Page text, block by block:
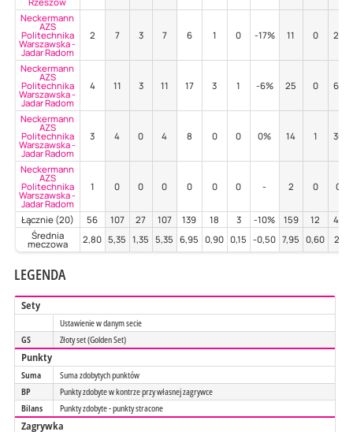
Neckermann
AZS
Politechnika
Warszawska -
Jadar Radom
2 7 3 7 6 1 0 -17% 11 0 27%
Neckermann
AZS
Politechnika
Warszawska -
Jadar Radom
4 11 3 11 17 3 1 -6% 25 0 60%
Neckermann
AZS
Politechnika
Warszawska -
Jadar Radom
3 4 0 4 8 0 0 0% 14 1 36%
Neckermann
AZS
Politechnika
Warszawska -
Jadar Radom
1 0 0 0 0 0 0 - 2 0 0%
Łącznie (20) 56 107 27 107 139 18 3 -10% 159 12
43%
Średnia
meczowa 2,80 5,35 1,35 5,35 6,95 0,90 0,15 -0,50 7,95 0,60 2,14
LEGENDA
Sety
Ustawienie w danym secie
GS
Złoty set (Golden Set)
Punkty
Suma
Suma zdobytych punktów
BP
Punkty zdobyte w kontrze przy własnej zagrywce
Bilans
Punkty zdobyte - punkty stracone
Zagrywka